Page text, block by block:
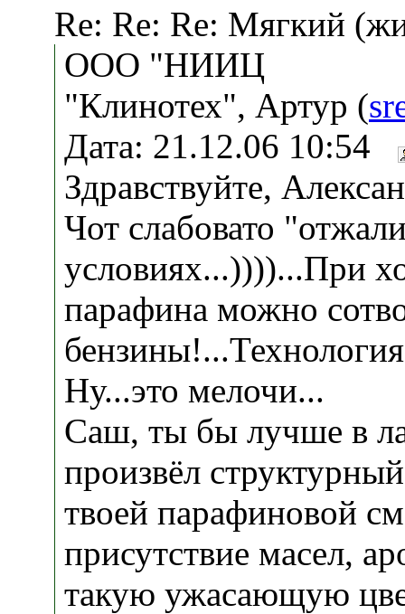
Re: Re: Re: Мягкий
ООО "НИИЦ
"Клинотех", Артур (
Дата: 21.12.06 10:54
Здравствуйте,
Чот слабовато
условиях...))))...При
парафина можно
Ну...это мелочи...
Саш, ты бы лучше в
произвёл
твоей парафиновой
присутствие масел,
такую ужасающую